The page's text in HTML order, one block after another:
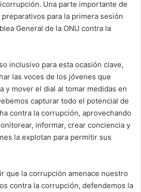
Una parte importante de
para la primera sesión
General de la ONU contra la
inclusivo para esta ocasión clave,
las voces de los jóvenes que
y mover el dial al tomar medidas en
capturar todo el potencial de
contra la corrupción, aprovechando
informar, crear conciencia y
la explotan para permitir sus
que la corrupción amenace nuestro
contra la corrupción, defendemos la